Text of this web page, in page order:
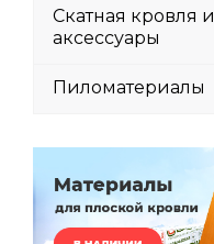
Скатная кровля и
аксессуары
Пиломатериалы